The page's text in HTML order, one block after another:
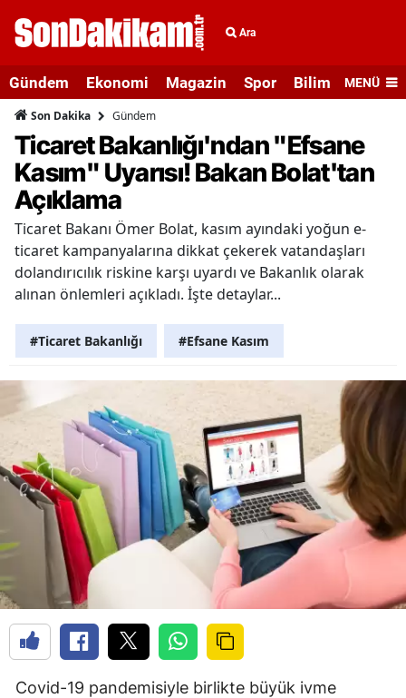
Ara
Gündem Ekonomi Magazin Spor Bilim veMENÜ
Son Dakika Gündem
Ticaret Bakanlığı'ndan "Efsane
Kasım" Uyarısı! Bakan Bolat'tan
Açıklama
Ticaret Bakanı Ömer Bolat, kasım ayındaki yoğun e-
ticaret kampanyalarına dikkat çekerek vatandaşları
dolandırıcılık riskine karşı uyardı ve Bakanlık olarak
alınan önlemleri açıkladı. İşte detaylar...
#Ticaret Bakanlığı #Efsane Kasım
Covid-19 pandemisiyle birlikte büyük ivme